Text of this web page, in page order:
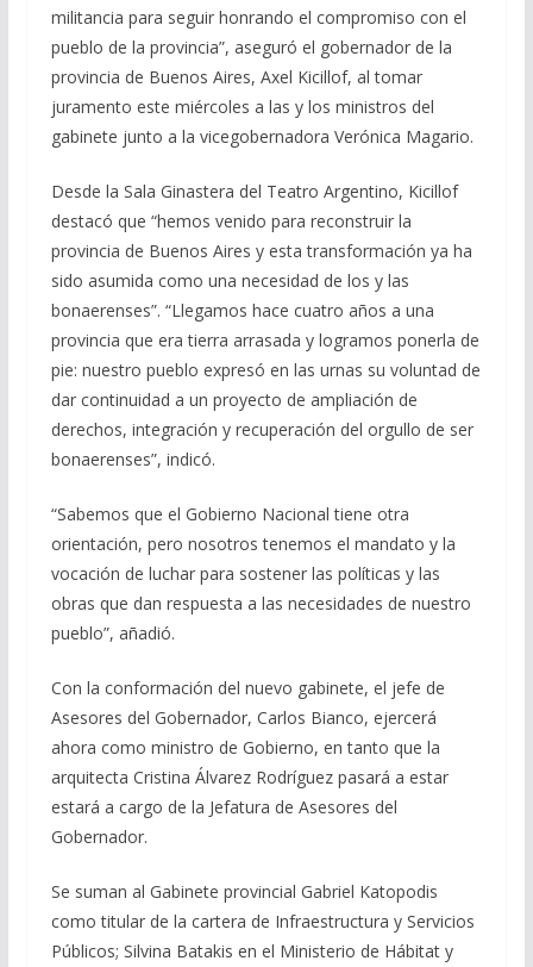
militancia para seguir honrando el compromiso con el
pueblo de la provincia”, aseguró el gobernador de la
provincia de Buenos Aires, Axel Kicillof, al tomar
juramento este miércoles a las y los ministros del
gabinete junto a la vicegobernadora Verónica Magario.
Desde la Sala Ginastera del Teatro Argentino, Kicillof
destacó que “hemos venido para reconstruir la
provincia de Buenos Aires y esta transformación ya ha
sido asumida como una necesidad de los y las
bonaerenses”. “Llegamos hace cuatro años a una
provincia que era tierra arrasada y logramos ponerla de
pie: nuestro pueblo expresó en las urnas su voluntad de
dar continuidad a un proyecto de ampliación de
derechos, integración y recuperación del orgullo de ser
bonaerenses”, indicó.
“Sabemos que el Gobierno Nacional tiene otra
orientación, pero nosotros tenemos el mandato y la
vocación de luchar para sostener las políticas y las
obras que dan respuesta a las necesidades de nuestro
pueblo”, añadió.
Con la conformación del nuevo gabinete, el jefe de
Asesores del Gobernador, Carlos Bianco, ejercerá
ahora como ministro de Gobierno, en tanto que la
arquitecta Cristina Álvarez Rodríguez pasará a estar
estará a cargo de la Jefatura de Asesores del
Gobernador.
Se suman al Gabinete provincial Gabriel Katopodis
como titular de la cartera de Infraestructura y Servicios
Públicos; Silvina Batakis en el Ministerio de Hábitat y